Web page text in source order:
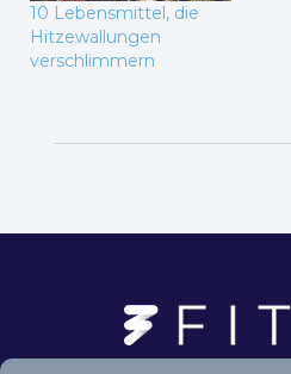
10 Lebensmittel, die
Hitzewallungen
verschlimmern